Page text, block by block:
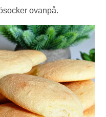
ovanpå.